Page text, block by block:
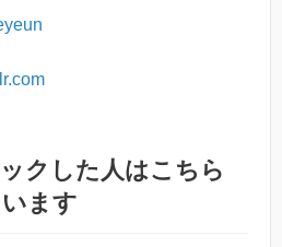
クした人はこちら
ます